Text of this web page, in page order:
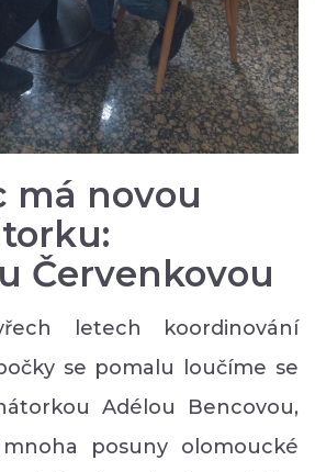
má novou
Červenkovou
letech koordinování
se pomalu loučíme se
Adélou Bencovou,
posuny olomoucké